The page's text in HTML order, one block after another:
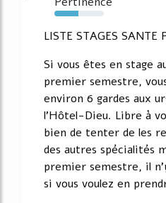
49%
LISTE STAGES SANTE
Si vous êtes en stage
premier semestre,
environ 6 gardes aux
l'Hôtel-Dieu. Libre à
bien de tenter de les
des autres spécialités
premier semestre, il
si vous voulez en